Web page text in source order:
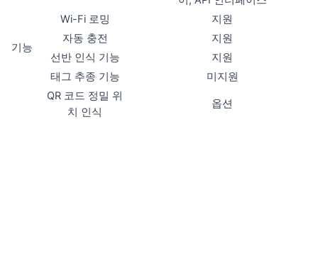
기능
Wi-Fi 로밍
지원
자동 충전
지원
선반 인식 기능
지원
태그 추종 기능
미지원
QR 코드 정밀 위
치 인식
옵션